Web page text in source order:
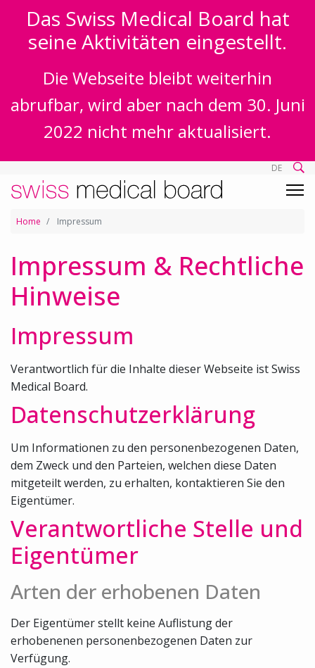
Das Swiss Medical Board hat
seine Aktivitäten eingestellt.
Die Webseite bleibt weiterhin
abrufbar, wird aber nach dem 30. Juni
2022 nicht mehr aktualisiert.
DE
Home Impressum
Impressum & Rechtliche
Hinweise
Impressum
Verantwortlich für die Inhalte dieser Webseite ist Swiss
Medical Board.
Datenschutzerklärung
Um Informationen zu den personenbezogenen Daten,
dem Zweck und den Parteien, welchen diese Daten
mitgeteilt werden, zu erhalten, kontaktieren Sie den
Eigentümer.
Verantwortliche Stelle und
Eigentümer
Arten der erhobenen Daten
Der Eigentümer stellt keine Auflistung der
erhobenenen personenbezogenen Daten zur
Verfügung.